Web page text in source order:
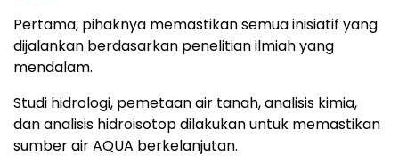
Pertama, pihaknya memastikan semua inisiatif yang
dijalankan berdasarkan penelitian ilmiah yang
mendalam.
Studi hidrologi, pemetaan air tanah, analisis kimia,
dan analisis hidroisotop dilakukan untuk memastikan
sumber air AQUA berkelanjutan.